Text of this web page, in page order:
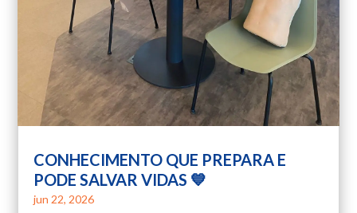
CONHECIMENTO QUE PREPARA E
PODE SALVAR VIDAS 💙
jun 22, 2026